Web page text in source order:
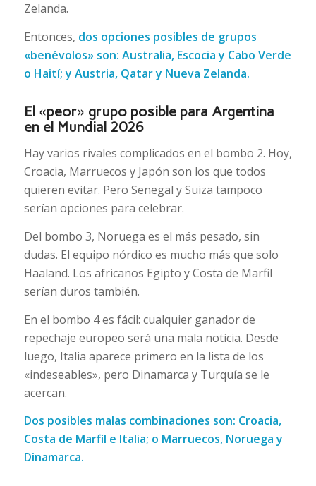
Zelanda.
Entonces, dos opciones posibles de grupos
«benévolos» son: Australia, Escocia y Cabo Verde
o Haití; y Austria, Qatar y Nueva Zelanda.
El «peor» grupo posible para Argentina
en el Mundial 2026
Hay varios rivales complicados en el bombo 2. Hoy,
Croacia, Marruecos y Japón son los que todos
quieren evitar. Pero Senegal y Suiza tampoco
serían opciones para celebrar.
Del bombo 3, Noruega es el más pesado, sin
dudas. El equipo nórdico es mucho más que solo
Haaland. Los africanos Egipto y Costa de Marfil
serían duros también.
En el bombo 4 es fácil: cualquier ganador de
repechaje europeo será una mala noticia. Desde
luego, Italia aparece primero en la lista de los
«indeseables», pero Dinamarca y Turquía se le
acercan.
Dos posibles malas combinaciones son: Croacia,
Costa de Marfil e Italia; o Marruecos, Noruega y
Dinamarca.